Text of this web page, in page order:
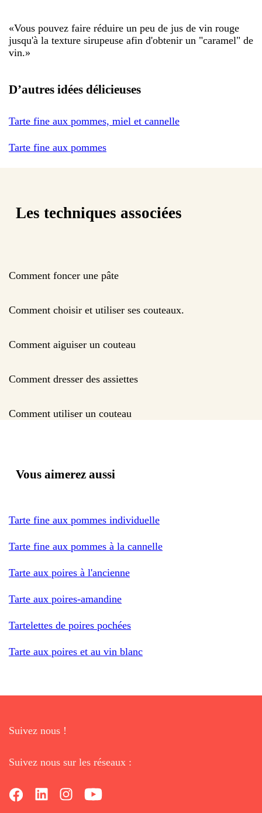
«Vous pouvez faire réduire un peu de jus de vin rouge
jusqu'à la texture sirupeuse afin d'obtenir un "caramel" de
vin.»
D’autres idées délicieuses
Tarte fine aux pommes, miel et cannelle
Tarte fine aux pommes
Les techniques associées
Comment foncer une pâte
Comment choisir et utiliser ses couteaux.
Comment aiguiser un couteau
Comment dresser des assiettes
Comment utiliser un couteau
Vous aimerez aussi
Tarte fine aux pommes individuelle
Tarte fine aux pommes à la cannelle
Tarte aux poires à l'ancienne
Tarte aux poires-amandine
Tartelettes de poires pochées
Tarte aux poires et au vin blanc
Suivez nous !
Suivez nous sur les réseaux :